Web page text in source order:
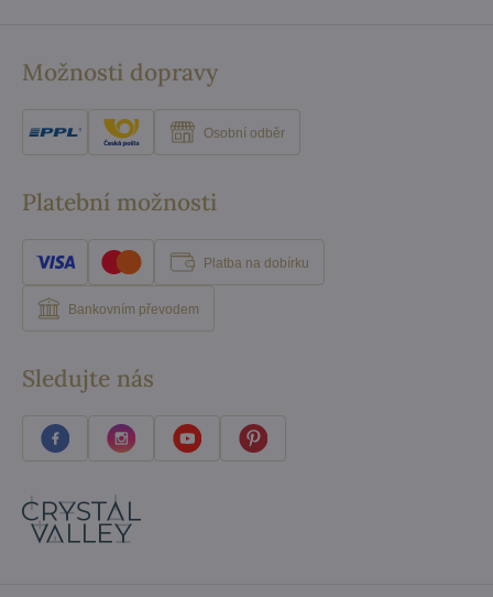
Možnosti dopravy
Osobní odběr
Platební možnosti
Platba na dobírku
Bankovním převodem
Sledujte nás